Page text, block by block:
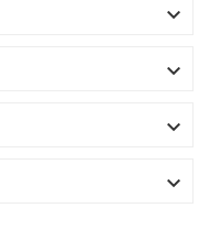



